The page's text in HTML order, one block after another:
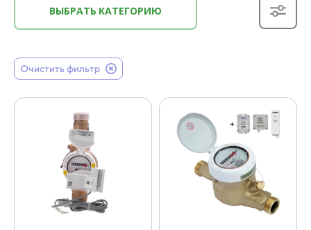
ВЫБРАТЬ КАТЕГОРИЮ
Очистить фильтр